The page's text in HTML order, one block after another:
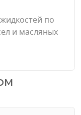
по
и масляных